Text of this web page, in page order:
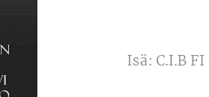
Isä: C.I.B FI